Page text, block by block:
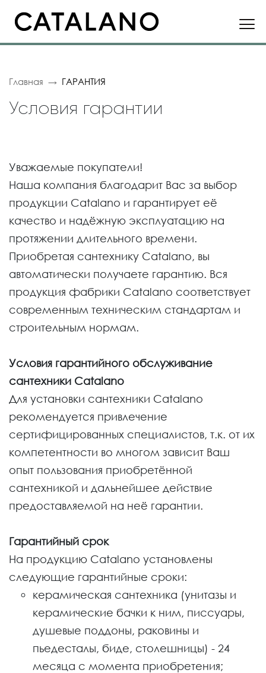
Главная ГАРАНТИЯ
Условия гарантии
Уважаемые покупатели!
Наша компания благодарит Вас за выбор
продукции Catalano и гарантирует eё
качество и надёжную эксплуатацию на
протяжении длительного времени.
Приобретая сантехнику Сatalano, вы
автоматически получаете гарантию. Вся
продукция фабрики Catalano соответствует
современным техническим стандартам и
строительным нормам.
Условия гарантийного обслуживание
сантехники Catalano
Для установки сантехники Catalano
рекомендуется привлечение
сертифицированных специалистов, т.к. от их
компетентности во многом зависит Ваш
опыт пользования приобретённой
сантехникой и дальнейшее действие
предоставляемой на неё гарантии.
Гарантийный срок
На продукцию Catalano установлены
следующие гарантийные сроки:
керамическая сантехника (унитазы и
керамические бачки к ним, писсуары,
душевые поддоны, раковины и
пьедесталы, биде, столешницы) - 24
месяца с момента приобретения;